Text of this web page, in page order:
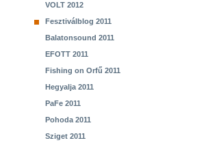
VOLT 2012
Fesztiválblog 2011
Balatonsound 2011
EFOTT 2011
Fishing on Orfű 2011
Hegyalja 2011
PaFe 2011
Pohoda 2011
Sziget 2011